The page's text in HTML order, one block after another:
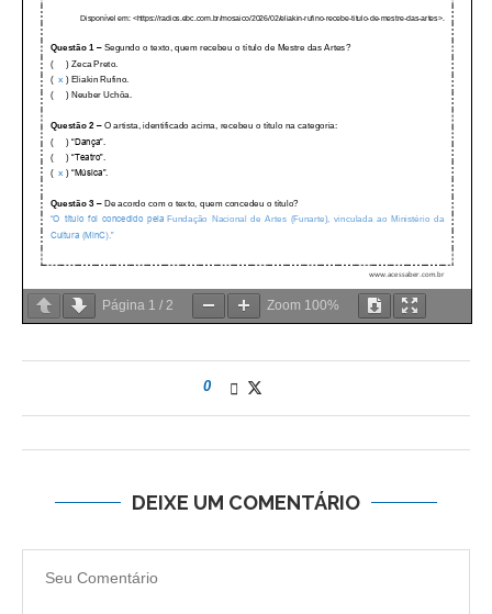
Página 1 / 2 Zoom 100%
0
DEIXE UM COMENTÁRIO